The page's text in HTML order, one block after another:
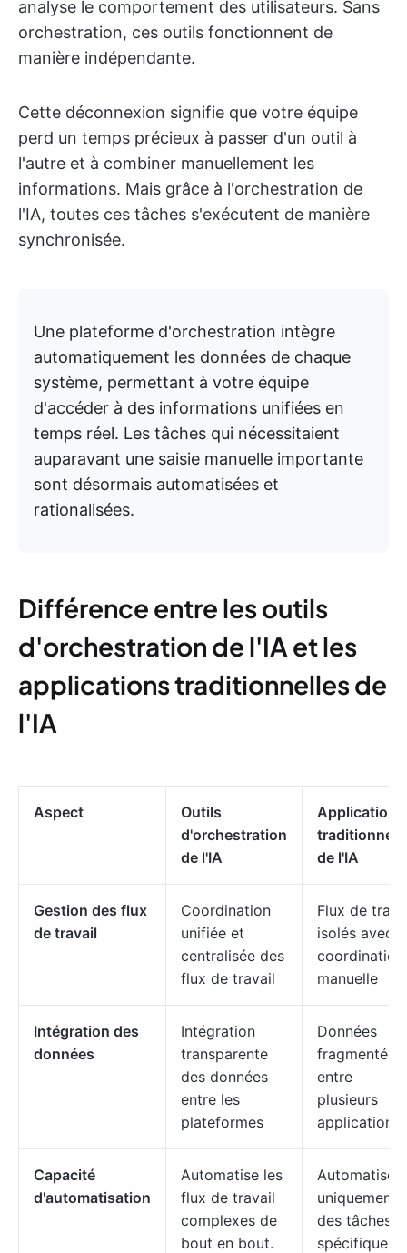
analyse le comportement des utilisateurs. Sans
orchestration, ces outils fonctionnent de
manière indépendante.
Cette déconnexion signifie que votre équipe
perd un temps précieux à passer d'un outil à
l'autre et à combiner manuellement les
informations. Mais grâce à l'orchestration de
l'IA, toutes ces tâches s'exécutent de manière
synchronisée.
Une plateforme d'orchestration intègre
automatiquement les données de chaque
système, permettant à votre équipe
d'accéder à des informations unifiées en
temps réel. Les tâches qui nécessitaient
auparavant une saisie manuelle importante
sont désormais automatisées et
rationalisées.
Différence entre les outils
d'orchestration de l'IA et les
applications traditionnelles de
l'IA
Aspect
Outils
d'orchestration
de l'IA
Applications
de l'IA
Gestion des flux
de travail
Coordination
unifiée et
centralisée des
flux de travail
Flux de
isolés avec
coordination
manuelle
Intégration des
données
Intégration
transparente
des données
entre les
plateformes
Données
fragmentées
entre
plusieurs
applications
Capacité
d'automatisation
Automatise les
flux de travail
complexes de
bout en bout.
Automatise
uniquement
des tâches
spécifiques